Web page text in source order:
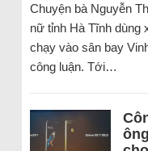
Chuyện bà Nguyễn
nữ tỉnh Hà Tĩnh dùng
chạy vào sân bay
công luận. Tới…